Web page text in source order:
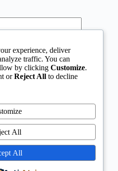
in this browser for the
experience, deliver
traffic. You can
by clicking Customize.
orReject All to decline
All
All